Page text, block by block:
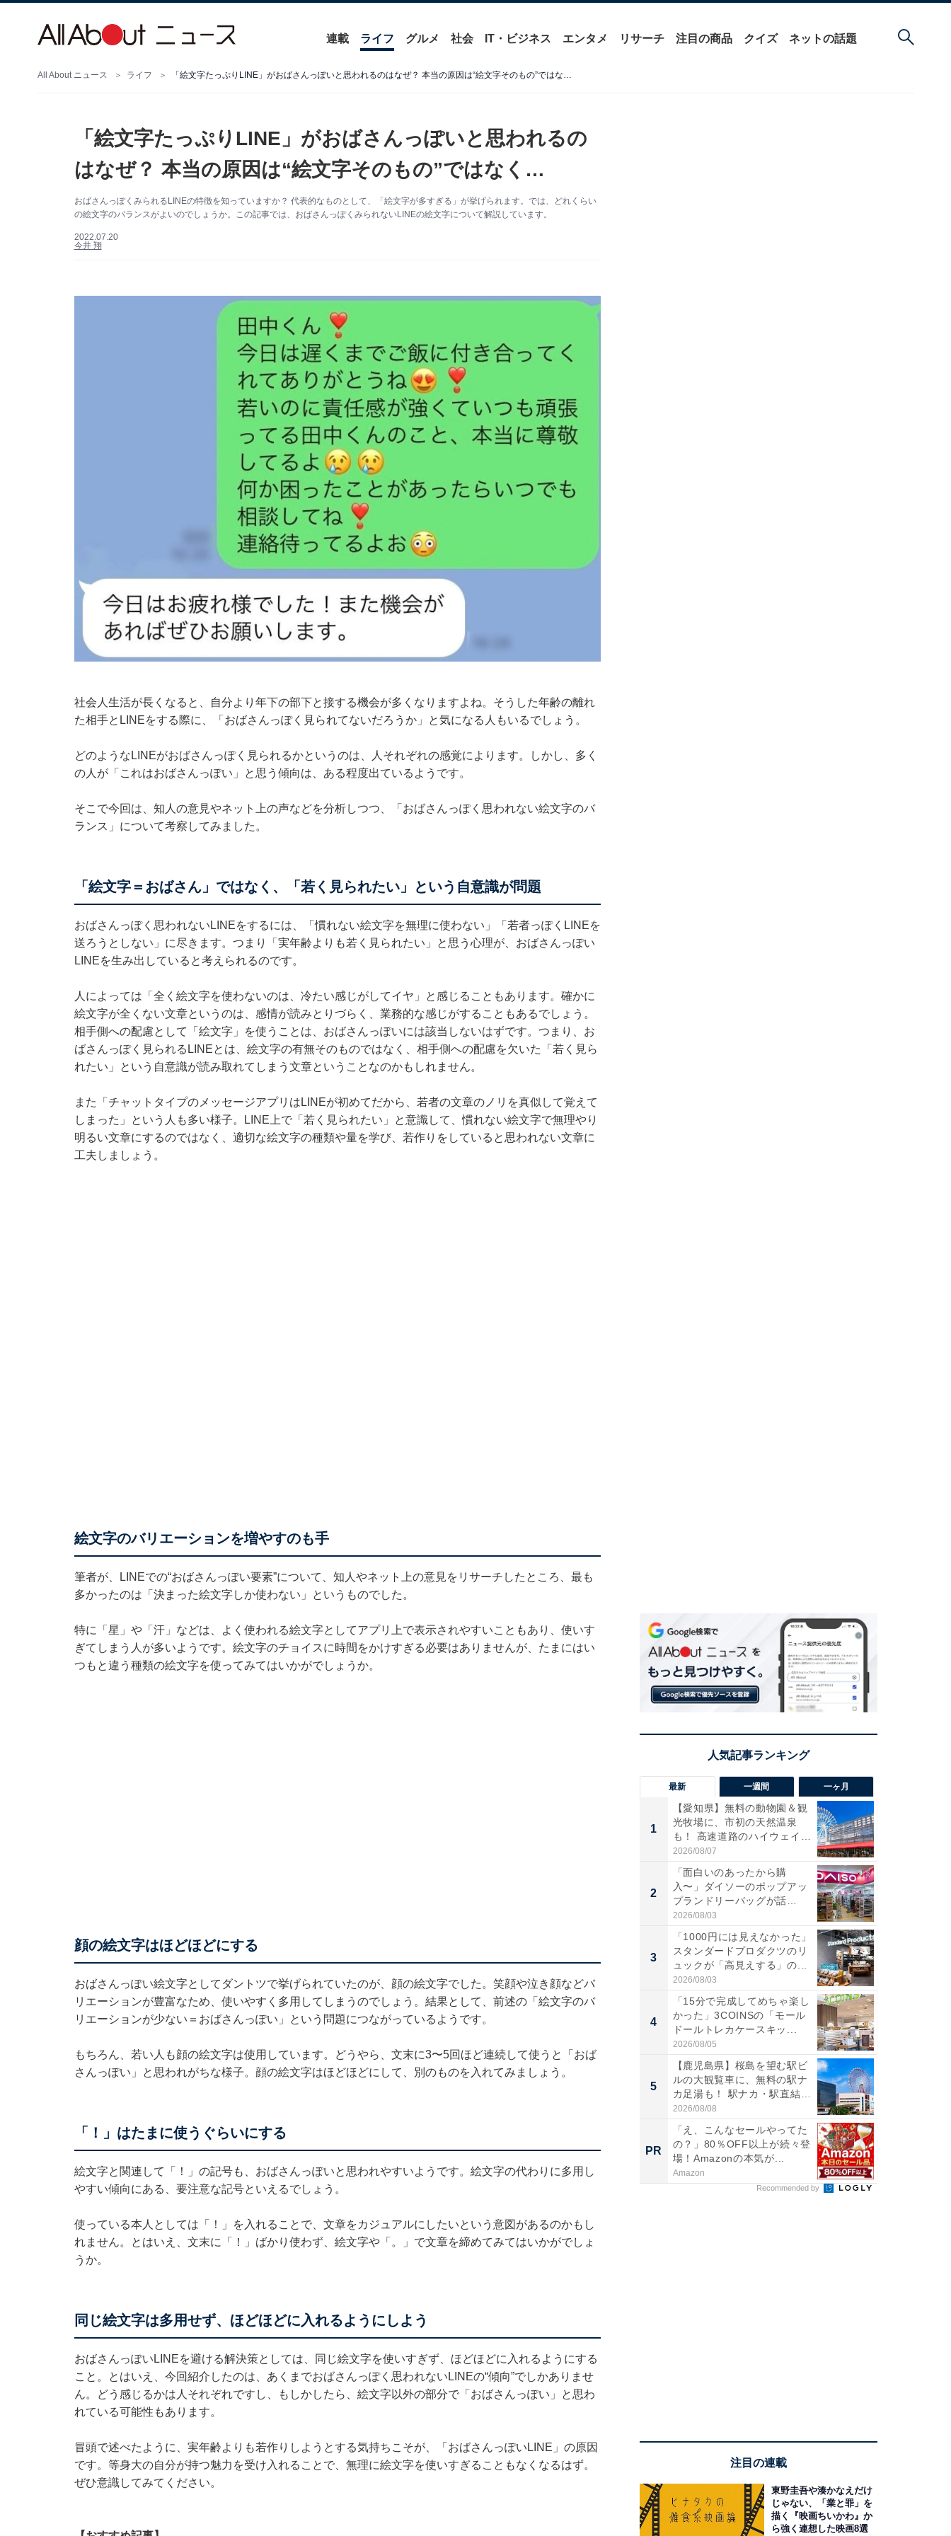
連載 ライフ グルメ 社会 IT・ビジネス エンタメ リサーチ 注目の商品 クイズ ネットの話題
All About ニュース ライフ 「絵文字たっぷりLINE」がおばさんっぽいと思われるのはなぜ？ 本当の原因は“絵文字そのもの”ではなく…
「絵文字たっぷりLINE」がおばさんっぽいと思われるの
はなぜ？ 本当の原因は“絵文字そのもの”ではなく…
おばさんっぽくみられるLINEの特徴を知っていますか？ 代表的なものとして、「絵文字が多すぎる」が挙げられます。では、どれくらい
の絵文字のバランスがよいのでしょうか。この記事では、おばさんっぽくみられないLINEの絵文字について解説しています。
2022.07.20
今井 翔
社会人生活が長くなると、自分より年下の部下と接する機会が多くなりますよね。そうした年齢の離れ
た相手とLINEをする際に、「おばさんっぽく見られてないだろうか」と気になる人もいるでしょう。
どのようなLINEがおばさんっぽく見られるかというのは、人それぞれの感覚によります。しかし、多く
の人が「これはおばさんっぽい」と思う傾向は、ある程度出ているようです。
そこで今回は、知人の意見やネット上の声などを分析しつつ、「おばさんっぽく思われない絵文字のバ
ランス」について考察してみました。
「絵文字＝おばさん」ではなく、「若く見られたい」という自意識が問題
おばさんっぽく思われないLINEをするには、「慣れない絵文字を無理に使わない」「若者っぽくLINEを
送ろうとしない」に尽きます。つまり「実年齢よりも若く見られたい」と思う心理が、おばさんっぽい
LINEを生み出していると考えられるのです。
人によっては「全く絵文字を使わないのは、冷たい感じがしてイヤ」と感じることもあります。確かに
絵文字が全くない文章というのは、感情が読みとりづらく、業務的な感じがすることもあるでしょう。
相手側への配慮として「絵文字」を使うことは、おばさんっぽいには該当しないはずです。つまり、お
ばさんっぽく見られるLINEとは、絵文字の有無そのものではなく、相手側への配慮を欠いた「若く見ら
れたい」という自意識が読み取れてしまう文章ということなのかもしれません。
また「チャットタイプのメッセージアプリはLINEが初めてだから、若者の文章のノリを真似して覚えて
しまった」という人も多い様子。LINE上で「若く見られたい」と意識して、慣れない絵文字で無理やり
明るい文章にするのではなく、適切な絵文字の種類や量を学び、若作りをしていると思われない文章に
工夫しましょう。
絵文字のバリエーションを増やすのも手
筆者が、LINEでの“おばさんっぽい要素”について、知人やネット上の意見をリサーチしたところ、最も
多かったのは「決まった絵文字しか使わない」というものでした。
特に「星」や「汗」などは、よく使われる絵文字としてアプリ上で表示されやすいこともあり、使いす
ぎてしまう人が多いようです。絵文字のチョイスに時間をかけすぎる必要はありませんが、たまにはい
つもと違う種類の絵文字を使ってみてはいかがでしょうか。
顔の絵文字はほどほどにする
おばさんっぽい絵文字としてダントツで挙げられていたのが、顔の絵文字でした。笑顔や泣き顔などバ
リエーションが豊富なため、使いやすく多用してしまうのでしょう。結果として、前述の「絵文字のバ
リエーションが少ない＝おばさんっぽい」という問題につながっているようです。
もちろん、若い人も顔の絵文字は使用しています。どうやら、文末に3〜5回ほど連続して使うと「おば
さんっぽい」と思われがちな様子。顔の絵文字はほどほどにして、別のものを入れてみましょう。
「！」はたまに使うぐらいにする
絵文字と関連して「！」の記号も、おばさんっぽいと思われやすいようです。絵文字の代わりに多用し
やすい傾向にある、要注意な記号といえるでしょう。
使っている本人としては「！」を入れることで、文章をカジュアルにしたいという意図があるのかもし
れません。とはいえ、文末に「！」ばかり使わず、絵文字や「。」で文章を締めてみてはいかがでしょ
うか。
同じ絵文字は多用せず、ほどほどに入れるようにしよう
おばさんっぽいLINEを避ける解決策としては、同じ絵文字を使いすぎず、ほどほどに入れるようにする
こと。とはいえ、今回紹介したのは、あくまでおばさんっぽく思われないLINEの“傾向”でしかありませ
ん。どう感じるかは人それぞれですし、もしかしたら、絵文字以外の部分で「おばさんっぽい」と思わ
れている可能性もあります。
冒頭で述べたように、実年齢よりも若作りしようとする気持ちこそが、「おばさんっぽいLINE」の原因
です。等身大の自分が持つ魅力を受け入れることで、無理に絵文字を使いすぎることもなくなるはず。
ぜひ意識してみてください。
最新 一週間 一ヶ月
1
【愛知県】無料の動物園＆観
光牧場に、市初の天然温泉
も！ 高速道路のハイウェイオ
ア...
2026/08/07
2
「面白いのあったから購
入〜」ダイソーのポップアッ
プランドリーバッグが話
題。“さま...
2026/08/03
3
「1000円には見えなかった」
スタンダードプロダクツのリ
ュックが「高見えする」の...
2026/08/03
4
「15分で完成してめちゃ楽し
かった」3COINSの「モール
ドールトレカケースキッ...
2026/08/05
5
【鹿児島県】桜島を望む駅ビ
ルの大観覧車に、無料の駅ナ
カ足湯も！ 駅ナカ・駅直結
ス...
2026/08/08
PR
「え、こんなセールやってた
の？」80％OFF以上が続々登
場！Amazonの本気が...
Amazon
Recommended by
注目の連載
東野圭吾や湊かなえだけ
じゃない、「業と罪」を
描く『映画ちいかわ』か
ら強く連想した映画8選